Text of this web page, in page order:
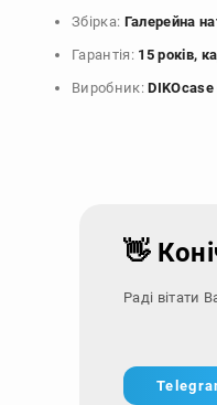
Збірка: Галерейна
Гарантія: 15 років,
Виробник:DIKOcase
👋
Раді вітати